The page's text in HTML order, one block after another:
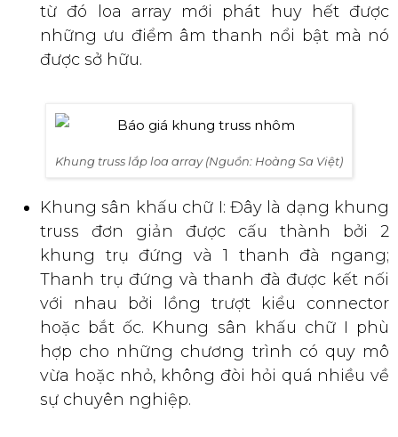
từ đó loa array mới phát huy hết được
những ưu điểm âm thanh nổi bật mà nó
được sở hữu.
Khung truss lắp loa array (Nguồn: Hoàng Sa Việt)
Khung sân khấu chữ I: Đây là dạng khung
truss đơn giản được cấu thành bởi 2
khung trụ đứng và 1 thanh đà ngang;
Thanh trụ đứng và thanh đà được kết nối
với nhau bởi lồng trượt kiểu connector
hoặc bắt ốc. Khung sân khấu chữ I phù
hợp cho những chương trình có quy mô
vừa hoặc nhỏ, không đòi hỏi quá nhiều về
sự chuyên nghiệp.